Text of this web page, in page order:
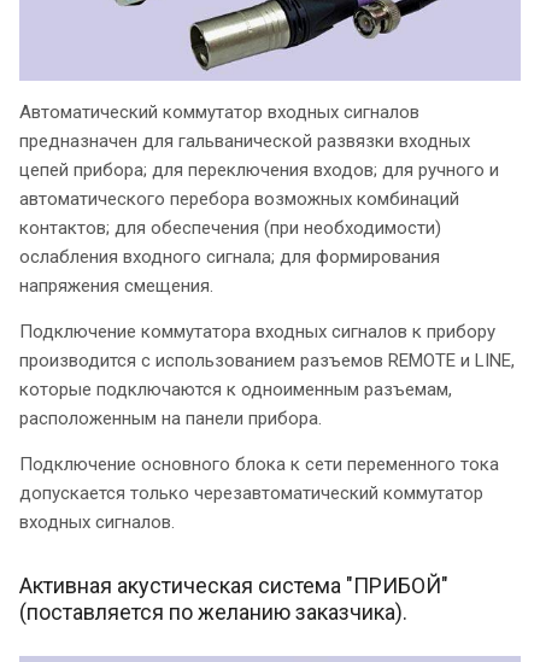
Автоматический коммутатор входных сигналов
предназначен для гальванической развязки входных
цепей прибора; для переключения входов; для ручного и
автоматического перебора возможных комбинаций
контактов; для обеспечения (при необходимости)
ослабления входного сигнала; для формирования
напряжения смещения.
Подключение коммутатора входных сигналов к прибору
производится с использованием разъемов REMOTE и LINE,
которые подключаются к одноименным разъемам,
расположенным на панели прибора.
Подключение основного блока к сети переменного тока
допускается только черезавтоматический коммутатор
входных сигналов.
Активная акустическая система "ПРИБОЙ"
(поставляется по желанию заказчика).